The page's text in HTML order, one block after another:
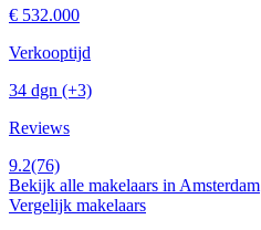
€ 532.000
Verkooptijd
34 dgn (+3)
Reviews
9.2(76)
Bekijk alle makelaars in Amsterdam
Vergelijk makelaars